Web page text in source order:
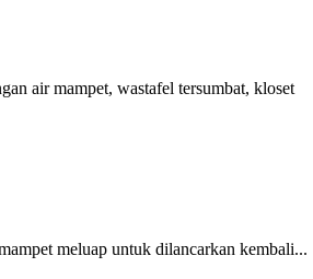
air mampet, wastafel tersumbat, kloset
meluap untuk dilancarkan kembali...